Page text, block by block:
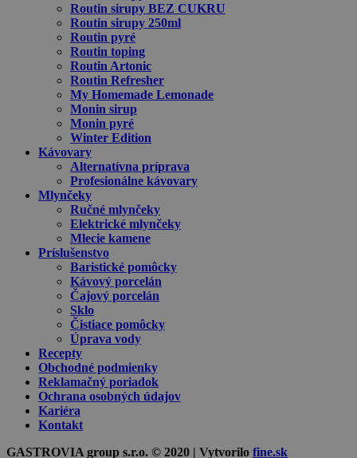
Routin sirupy BEZ CUKRU
Routin sirupy 250ml
Routin pyré
Routin toping
Routin Artonic
Routin Refresher
My Homemade Lemonade
Monin sirup
Monin pyré
Winter Edition
Kávovary
Alternatívna príprava
Profesionálne kávovary
Mlynčeky
Ručné mlynčeky
Elektrické mlynčeky
Mlecie kamene
Príslušenstvo
Baristické pomôcky
Kávový porcelán
Čajový porcelán
Sklo
Čistiace pomôcky
Úprava vody
Recepty
Obchodné podmienky
Reklamačný poriadok
Ochrana osobných údajov
Kariéra
Kontakt
GASTROVIA group s.r.o. © 2020 | Vytvorilo fine.sk